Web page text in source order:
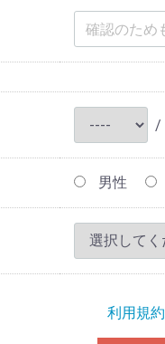
/
男性
利用規約